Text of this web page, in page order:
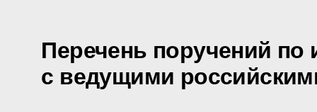
Перечень поручений по
с ведущими